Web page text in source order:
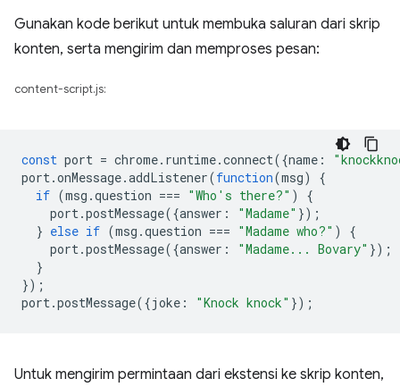
Gunakan kode berikut untuk membuka saluran dari skrip
konten, serta mengirim dan memproses pesan:
content-script.js:
const port = chrome. runtime.connect({name :
port.onMessage.addListener(function(msg)
{
if (msg .question === "Who's there?" )
{
port.postMessage({answer : "Madame" });
} else if (msg .question === "Madame who?" )
{
port.postMessage({answer : "Madame... Bovary" });
}
});
port.postMessage({joke : "Knock knock" });
Untuk mengirim permintaan dari ekstensi ke skrip konten,